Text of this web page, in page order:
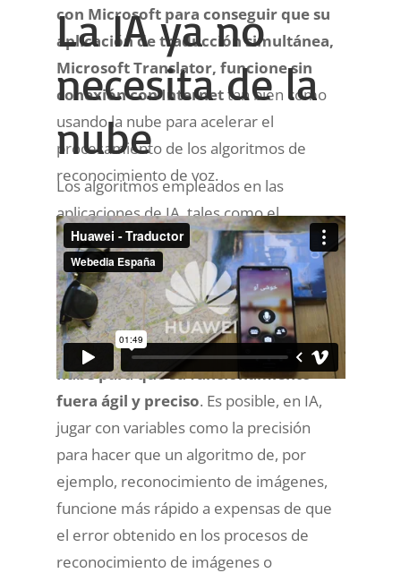
con Microsoft para conseguir que su
aplicación de traducción simultánea,
Microsoft Translator, funcione sin
conexión con Internettan bien como
usando la nube para acelerar el
procesamiento de los algoritmos de
reconocimiento de voz.
La IA ya no
necesita de la
nube
Los algoritmos empleados en las
aplicaciones de IA, tales como el
reconocimiento de imágenes o
elprocesamiento del lenguaje
natural, han necesitado
tradicionalmente de la elevada
capacidad de procesamiento de la
nube para que su funcionamiento
fuera ágil y preciso. Es posible, en IA,
jugar con variables como la precisión
para hacer que un algoritmo de, por
ejemplo, reconocimiento de imágenes,
funcione más rápido a expensas de que
el error obtenido en los procesos de
reconocimiento de imágenes o